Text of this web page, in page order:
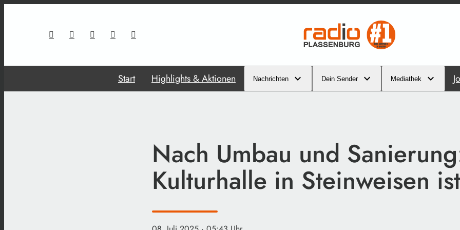
Start Highlights & Aktionen Nachrichten Dein Sender Mediathek
Nach Umbau und
Kulturhalle in Steinweisen